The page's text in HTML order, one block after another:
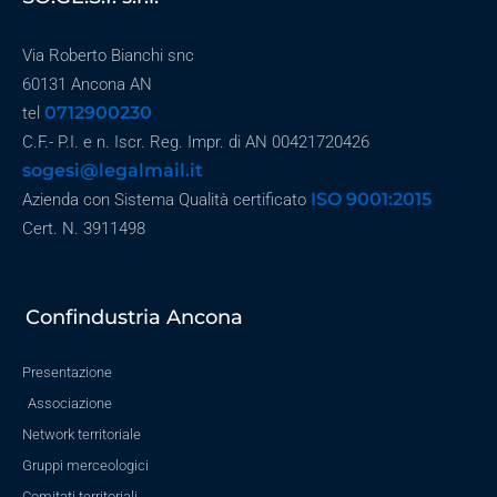
Via Roberto Bianchi snc
60131 Ancona AN
tel 0712900230
C.F.- P.I. e n. Iscr. Reg. Impr. di AN 00421720426
sogesi@legalmail.it
Azienda con Sistema Qualità certificato ISO 9001:2015
Cert. N. 3911498
Confindustria Ancona
Presentazione
Associazione
Network territoriale
Gruppi merceologici